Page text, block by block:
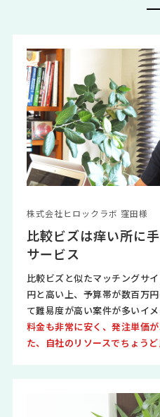
株式会社ヒロックラボ 窪田様
比較ビズは痒い所に
サービス
比較ビズと似たマッチングサ
円と高い上、予算帯が数百万
て難易度が高い案件が多いイメ
料金も非常に安く、発注単価
た、自社のリソースでちょう